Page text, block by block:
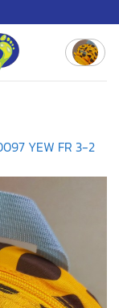
YEW FR 3-2